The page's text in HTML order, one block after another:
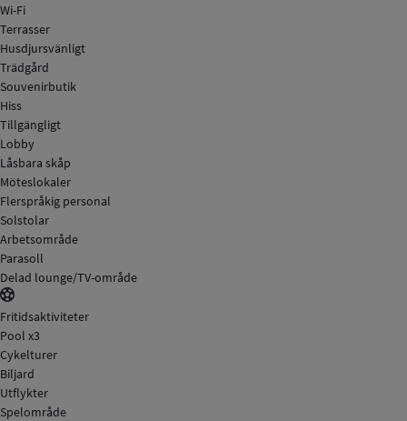
Wi-Fi
Terrasser
Husdjursvänligt
Trädgård
Souvenirbutik
Hiss
Tillgängligt
Lobby
Låsbara skåp
Möteslokaler
Flerspråkig personal
Solstolar
Arbetsområde
Parasoll
Delad lounge/TV-område
Fritidsaktiviteter
Pool x3
Cykelturer
Biljard
Utflykter
Spelområde